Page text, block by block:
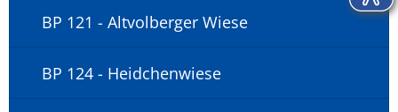
BP 121 - Altvolberger Wiese
BP 124 - Heidchenwiese